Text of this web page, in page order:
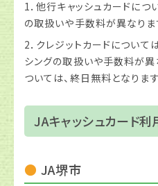
1．他行キャッシュカードにつ
の取扱いや手数料が異なりま
2．クレジットカードについて
シングの取扱いや手数料が異
ついては、終日無料となります
JAキャッシュカード
JA堺市